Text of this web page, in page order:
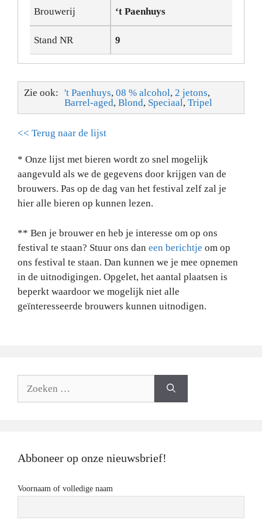
Brouwerij ‘t Paenhuys
Stand NR 9
Zie ook: 't Paenhuys, 08 % alcohol, 2 jetons,
Barrel-aged, Blond, Speciaal, Tripel
<< Terug naar de lijst
* Onze lijst met bieren wordt zo snel mogelijk
aangevuld als we de gegevens door krijgen van de
brouwers. Pas op de dag van het festival zelf zal je
hier alle bieren op kunnen lezen.
** Ben je brouwer en heb je interesse om op ons
festival te staan? Stuur ons dan een berichtje om op
ons festival te staan. Dan kunnen we je mee opnemen
in de uitnodigingen. Opgelet, het aantal plaatsen is
beperkt waardoor we mogelijk niet alle
geïnteresseerde brouwers kunnen uitnodigen.
Abboneer op onze nieuwsbrief!
Voornaam of volledige naam